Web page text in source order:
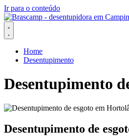
Ir para o conteúdo
Home
Desentupimento
Desentupimento
Desentupimento de